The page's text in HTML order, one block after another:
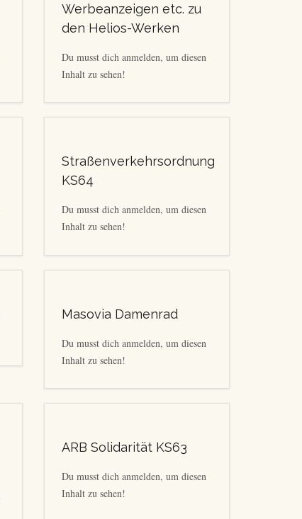
Werbeanzeigen etc. zu
den Helios-Werken
Du musst dich anmelden, um diesen
Inhalt zu sehen!
Straßenverkehrsordnung
KS64
Du musst dich anmelden, um diesen
Inhalt zu sehen!
Masovia Damenrad
Du musst dich anmelden, um diesen
Inhalt zu sehen!
ARB Solidarität KS63
Du musst dich anmelden, um diesen
Inhalt zu sehen!